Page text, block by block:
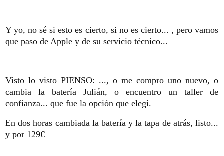
Y yo, no sé si esto es cierto, si no es cierto... , pero vamos
que paso de Apple y de su servicio técnico...
Visto lo visto PIENSO: ..., o me compro uno nuevo, o
cambia la batería Julián, o encuentro un taller de
confianza... que fue la opción que elegí.
En dos horas cambiada la batería y la tapa de atrás, listo...
y por 129€